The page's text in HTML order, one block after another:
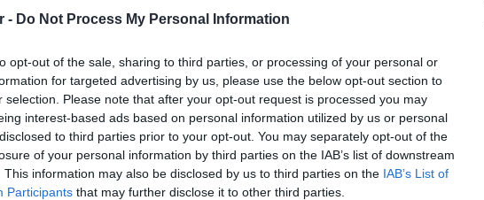
- Do Not Process My Personal Information
opt-out of the sale, sharing to third parties, or processing of your personal or
for targeted advertising by us, please use the below opt-out section to
selection. Please note that after your opt-out request is processed you may
interest-based ads based on personal information utilized by us or personal
to third parties prior to your opt-out. You may separately opt-out of the
of your personal information by third parties on the IAB’s list of downstream
This information may also be disclosed by us to third parties on the IAB’s List of
Participants that may further disclose it to other third parties.
ότι την τρέχουσα εβδομάδα θα υπάρχουν
Η δικογραφία από την Παρασκευή
ενώ από τις καταθέσεις που έχουν
Ανηλίκων δύο θεωρούνται
φέρουν, στη μια κατάθεση, ο
κατάθεση του 19χρονου. Όλες οι
υλικό που έχει προκύψει είναι στην